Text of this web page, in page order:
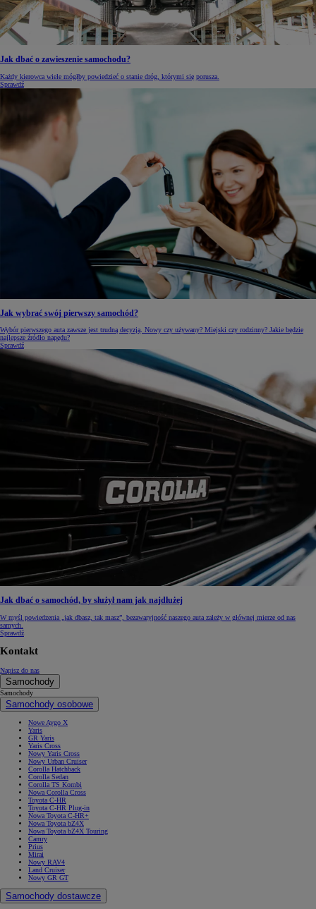
Jak dbać o zawieszenie samochodu?
Każdy kierowca wiele mógłby powiedzieć o stanie dróg, którymi się porusza.
Sprawdź
Jak wybrać swój pierwszy samochód?
Wybór pierwszego auta zawsze jest trudną decyzją. Nowy czy używany? Miejski czy rodzinny? Jakie będzie
najlepsze źródło napędu?
Sprawdź
Jak dbać o samochód, by służył nam jak najdłużej
W myśl powiedzenia „jak dbasz, tak masz”, bezawaryjność naszego auta zależy w głównej mierze od nas
samych.
Sprawdź
Kontakt
Napisz do nas
Samochody
Samochody
Samochody osobowe
Nowe Aygo X
Yaris
GR Yaris
Yaris Cross
Nowy Yaris Cross
Nowy Urban Cruiser
Corolla Hatchback
Corolla Sedan
Corolla TS Kombi
Nowa Corolla Cross
Toyota C-HR
Toyota C-HR Plug-in
Nowa Toyota C-HR+
Nowa Toyota bZ4X
Nowa Toyota bZ4X Touring
Camry
Prius
Mirai
Nowy RAV4
Land Cruiser
Nowy GR GT
Samochody dostawcze